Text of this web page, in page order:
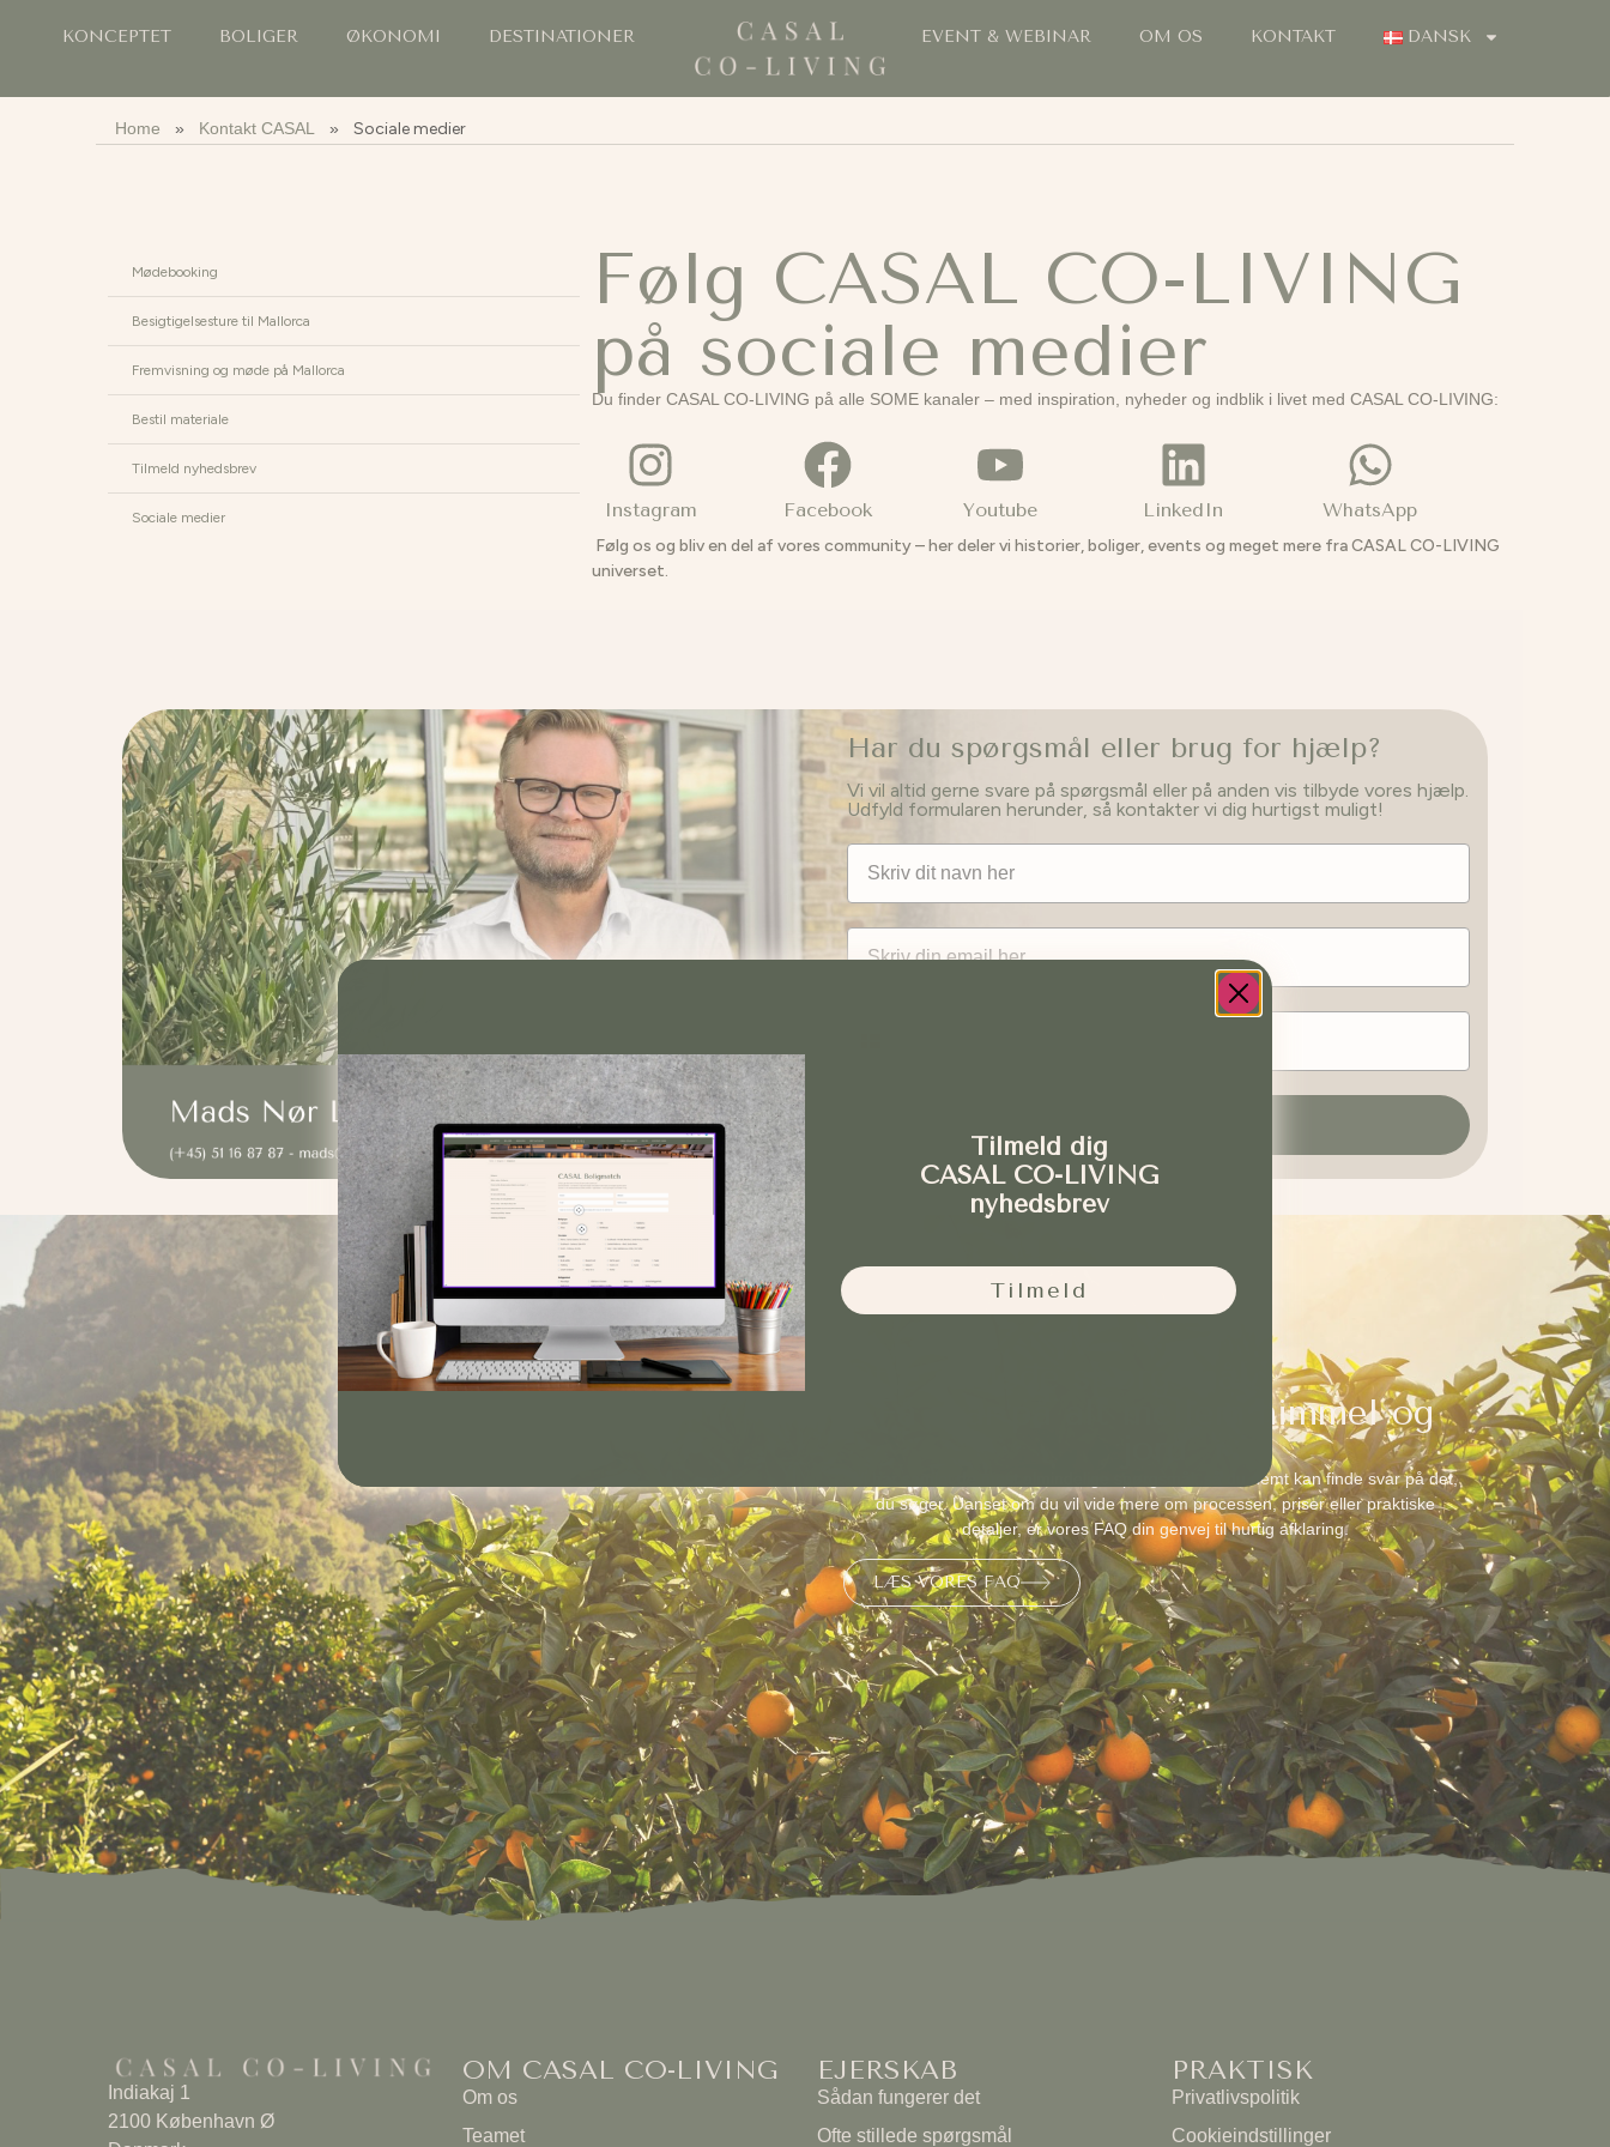
KONCEPTET BOLIGER ØKONOMI DESTINATIONER EVENT & WEBINAR OM OS KONTAKT DANSK
Home » Kontakt CASAL » Sociale medier
Mødebooking
Besigtigelsesture til Mallorca
Fremvisning og møde på Mallorca
Bestil materiale
Tilmeld nyhedsbrev
Sociale medier
Følg CASAL CO-LIVING
på sociale medier
Du finder CASAL CO-LIVING på alle SOME kanaler – med inspiration, nyheder og indblik i livet med CASAL CO-LIVING:
Instagram Facebook Youtube LinkedIn WhatsApp
Følg os og bliv en del af vores community – her deler vi historier, boliger, events og meget mere fra CASAL CO-LIVING
universet.
Har du spørgsmål eller brug for hjælp?
Vi vil altid gerne svare på spørgsmål eller på anden vis tilbyde vores hjælp.
Udfyld formularen herunder, så kontakter vi dig hurtigst muligt!
Navn
Email
Få svar på alt mellem himmel og
Vi har samlet de mest almindelige spørgsmål, så du nemt kan finde svar på det,
du søger. Uanset om du vil vide mere om processen, priser eller praktiske
detaljer, er vores FAQ din genvej til hurtig afklaring.
LÆS VORES FAQ
Indiakaj 1
2100 København Ø
OM CASAL CO-LIVING
Om os
Teamet
EJERSKAB
Sådan fungerer det
Ofte stillede spørgsmål
PRAKTISK
Privatlivspolitik
Cookieindstillinger
Tilmeld dig
CASAL CO-LIVING
nyhedsbrev
Tilmeld